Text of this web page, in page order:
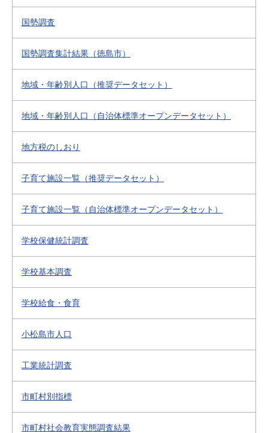
国勢調査
国勢調査集計結果（徳島市）
地域・年齢別人口（推奨データセット）
地域・年齢別人口（自治体標準オープンデータセット）
地方税のしおり
子育て施設一覧（推奨データセット）
子育て施設一覧（自治体標準オープンデータセット）
学校保健統計調査
学校基本調査
学校給食・食育
小松島市人口
工業統計調査
市町村別指標
市町村社会教育実態調査結果